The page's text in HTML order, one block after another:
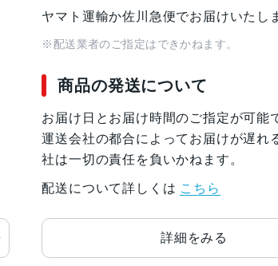
ヤマト運輸か佐川急便でお届けいたし
※配送業者のご指定はできかねます。
商品の発送について
お届け日とお届け時間のご指定が可能
運送会社の都合によってお届けが遅れ
社は一切の責任を負いかねます。
配送について詳しくは こちら
詳細をみる